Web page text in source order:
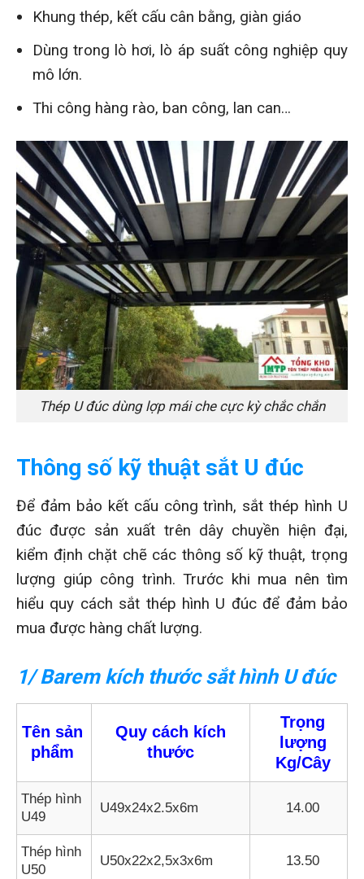
Khung thép, kết cấu cân bằng, giàn giáo
Dùng trong lò hơi, lò áp suất công nghiệp quy
mô lớn.
Thi công hàng rào, ban công, lan can…
Thép U đúc dùng lợp mái che cực kỳ chắc chắn
Thông số kỹ thuật sắt U đúc
Để đảm bảo kết cấu công trình, sắt thép hình U
đúc được sản xuất trên dây chuyền hiện đại,
kiểm định chặt chẽ các thông số kỹ thuật, trọng
lượng giúp công trình. Trước khi mua nên tìm
hiểu quy cách sắt thép hình U đúc để đảm bảo
mua được hàng chất lượng.
1/ Barem kích thước sắt hình U đúc
Tên sản
phẩm
Quy cách kích
thước
Trọng
lượng
Kg/Cây
Thép hình
U49
U49x24x2.5x6m 14.00
Thép hình
U50
U50x22x2,5x3x6m 13.50